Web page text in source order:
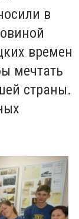
в
времен
мечтать
страны.